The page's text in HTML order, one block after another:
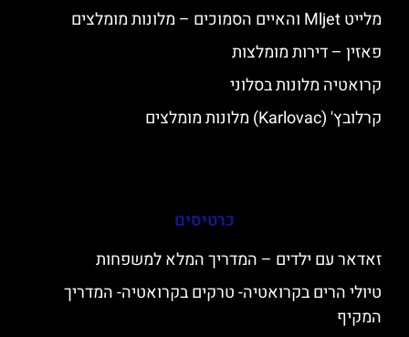
מלייט Mljet והאיים הסמוכים – מלונות מומלצים
פאזין – דירות מומלצות
קרואטיה מלונות בסלוני
קרלובץ' (Karlovac) מלונות מומלצים
כרטיסים
זאדאר עם ילדים – המדריך המלא למשפחות
טיולי הרים בקרואטיה- טרקים בקרואטיה- המדריך
המקיף